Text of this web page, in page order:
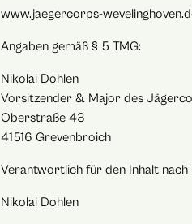
www.jaegercorps-
Angaben gemäß § 5 TMG:
Nikolai Dohlen
Vorsitzender & Major des
Oberstraße 43
41516 Grevenbroich
Verantwortlich für den Inhalt nach
Nikolai Dohlen